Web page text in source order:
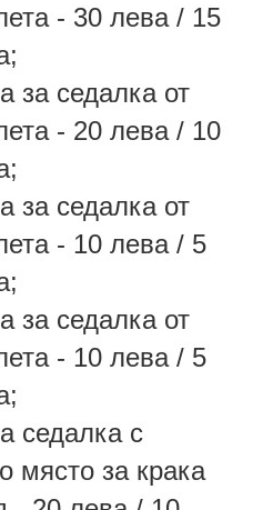
- 30 лева / 15
за седалка от
- 20 лева / 10
за седалка от
- 10 лева / 5
за седалка от
- 10 лева / 5
седалка с
място за крака